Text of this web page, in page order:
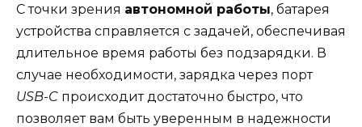
С точки зрения автономной работы, батарея
устройства справляется с задачей, обеспечивая
длительное время работы без подзарядки. В
случае необходимости, зарядка через порт
USB-C происходит достаточно быстро, что
позволяет вам быть уверенным в надежности